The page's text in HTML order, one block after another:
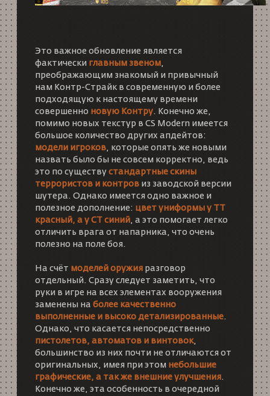
Это важное обновление является
фактически главным звеном,
преображающим знакомый и привычный
нам Контр-Страйк в современную и более
подходящую к настоящему времени
совершенно новую Контру. Конечно же,
помимо новых текстур в CS Modern имеется
большое количество других апдейтов:
модели игроков, которые опять же новыми
назвать было бы не совсем корректно, ведь
это по существу стандартные скины
террористов и контровиз заводской версии
шутера. Однако имеется одно важное и
полезное дополнение: цвет униформы у ТТ
красный, а у CT синий, а это помогает легко
отличить врага от напарника, что очень
полезно на поле боя.
На счёт моделей оружияразговор
отдельный. Сразу следует заметить, что
руки в игре на всех элементах вооружения
заменены на более качественно
выполненные и высоко детализированные.
Однако, что касается непосредственно
пистолетов, автоматов и винтовок,
большинство из них почти не отличаются от
оригинальных, имея при этом небольшие
графические, а так же внешние улучшения.
Конечно же, эта особенность в очередной